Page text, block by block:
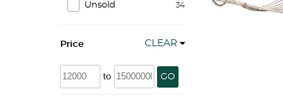
34
Unsold
Price CLEAR
to GO